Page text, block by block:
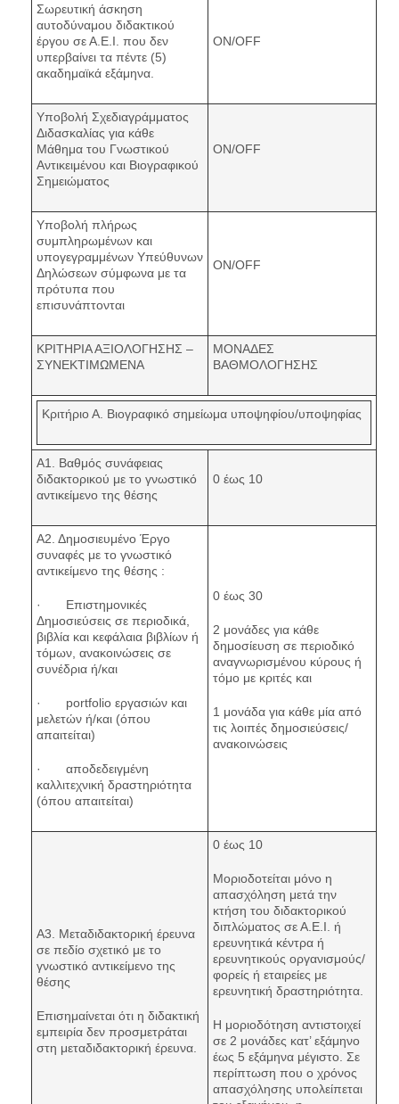
Σωρευτική άσκηση
αυτοδύναμου διδακτικού
έργου σε Α.Ε.Ι. που δεν
υπερβαίνει τα πέντε (5)
ακαδημαϊκά εξάμηνα.
ON/OFF
Υποβολή Σχεδιαγράμματος
Διδασκαλίας για κάθε
Μάθημα του Γνωστικού
Αντικειμένου και Βιογραφικού
Σημειώματος
ON/OFF
Υποβολή πλήρως
συμπληρωμένων και
υπογεγραμμένων Υπεύθυνων
Δηλώσεων σύμφωνα με τα
πρότυπα που
επισυνάπτονται
ON/OFF
ΚΡΙΤΗΡΙΑ ΑΞΙΟΛΟΓΗΣΗΣ –
ΣΥΝΕΚΤΙΜΩΜΕΝΑ
ΜΟΝΑΔΕΣ
ΒΑΘΜΟΛΟΓΗΣΗΣ
Κριτήριο Α. Βιογραφικό σημείωμα υποψηφίου/υποψηφίας
Α1. Βαθμός συνάφειας
διδακτορικού με το γνωστικό
αντικείμενο της θέσης
0 έως 10
Α2. Δημοσιευμένο Έργο
συναφές με το γνωστικό
αντικείμενο της θέσης :
· Επιστημονικές
Δημοσιεύσεις σε περιοδικά,
βιβλία και κεφάλαια βιβλίων ή
τόμων, ανακοινώσεις σε
συνέδρια ή/και
· portfolio εργασιών και
μελετών ή/και (όπου
απαιτείται)
· αποδεδειγμένη
καλλιτεχνική δραστηριότητα
(όπου απαιτείται)
0 έως 30
2 μονάδες για κάθε
δημοσίευση σε περιοδικό
αναγνωρισμένου κύρους ή
τόμο με κριτές και
1 μονάδα για κάθε μία από
τις λοιπές δημοσιεύσεις/
ανακοινώσεις
Α3. Μεταδιδακτορική έρευνα
σε πεδίο σχετικό με το
γνωστικό αντικείμενο της
θέσης
Επισημαίνεται ότι η διδακτική
εμπειρία δεν προσμετράται
στη μεταδιδακτορική έρευνα.
0 έως 10
Μοριοδοτείται μόνο η
απασχόληση μετά την
κτήση του διδακτορικού
διπλώματος σε Α.Ε.Ι. ή
ερευνητικά κέντρα ή
ερευνητικούς οργανισμούς/
φορείς ή εταιρείες με
ερευνητική δραστηριότητα.
Η μοριοδότηση αντιστοιχεί
σε 2 μονάδες κατ’ εξάμηνο
έως 5 εξάμηνα μέγιστο. Σε
περίπτωση που ο χρόνος
απασχόλησης υπολείπεται